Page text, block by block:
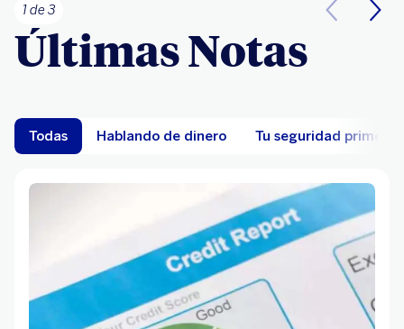
1 de 3
Últimas Notas
Todas Hablando de dinero Tu seguridad primero